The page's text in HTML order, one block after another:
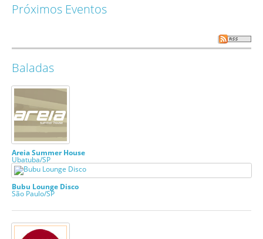
Próximos Eventos
Baladas
Areia Summer House
Ubatuba/SP
Bubu Lounge Disco
São Paulo/SP